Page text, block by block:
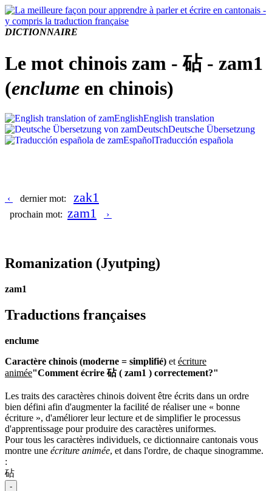
DICTIONNAIRE
Le mot chinois zam - 砧 - zam1
(enclume en chinois)
EnglishEnglish translation
DeutschDeutsche Übersetzung
EspañolTraducción española
‹ dernier mot: zak1
prochain mot: zam1 ›
Romanization (Jyutping)
zam1
Traductions françaises
enclume
Caractère chinois (moderne = simplifié) et écriture
animée"Comment écrire 砧 ( zam1 ) correctement?"
Les traits des caractères chinois doivent être écrits dans un ordre
bien défini afin d'augmenter la facilité de réaliser une « bonne
écriture », d'améliorer leur lecture et de simplifier le processus
d'apprentissage pour produire des caractères uniformes.
Pour tous les caractères individuels, ce dictionnaire cantonais vous
montre une écriture animée, et dans l'ordre, de chaque sinogramme.
:
砧
-